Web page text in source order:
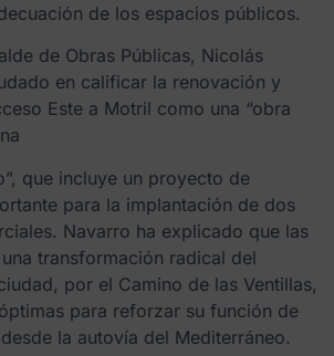
de los espacios públicos.
de Obras Públicas, Nicolás
en calificar la renovación y
Este a Motril como una “obra
que incluye un proyecto de
para la implantación de dos
Navarro ha explicado que las
transformación radical del
por el Camino de las Ventillas,
para reforzar su función de
la autovía del Mediterráneo.